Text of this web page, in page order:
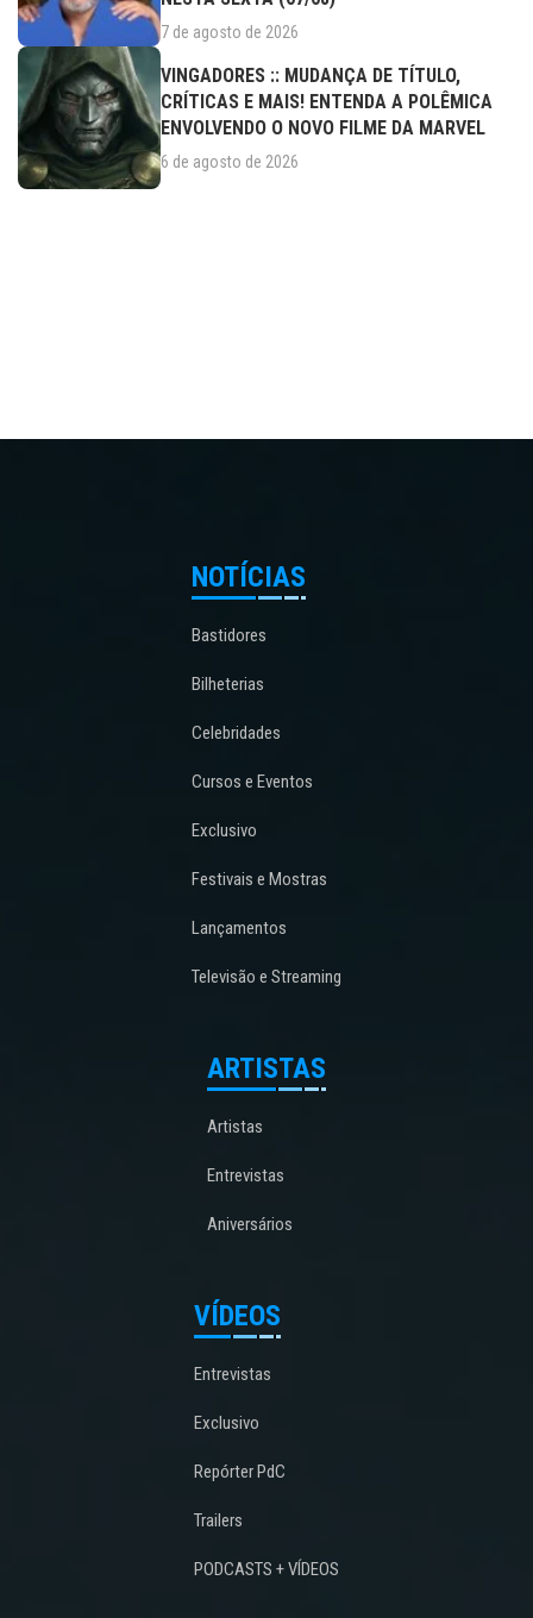
7 de agosto de 2026
VINGADORES :: MUDANÇA DE TÍTULO,
CRÍTICAS E MAIS! ENTENDA A POLÊMICA
ENVOLVENDO O NOVO FILME DA MARVEL
6 de agosto de 2026
NOTÍCIAS
Bastidores
Bilheterias
Celebridades
Cursos e Eventos
Exclusivo
Festivais e Mostras
Lançamentos
Televisão e Streaming
ARTISTAS
Artistas
Entrevistas
Aniversários
VÍDEOS
Entrevistas
Exclusivo
Repórter PdC
Trailers
PODCASTS + VÍDEOS